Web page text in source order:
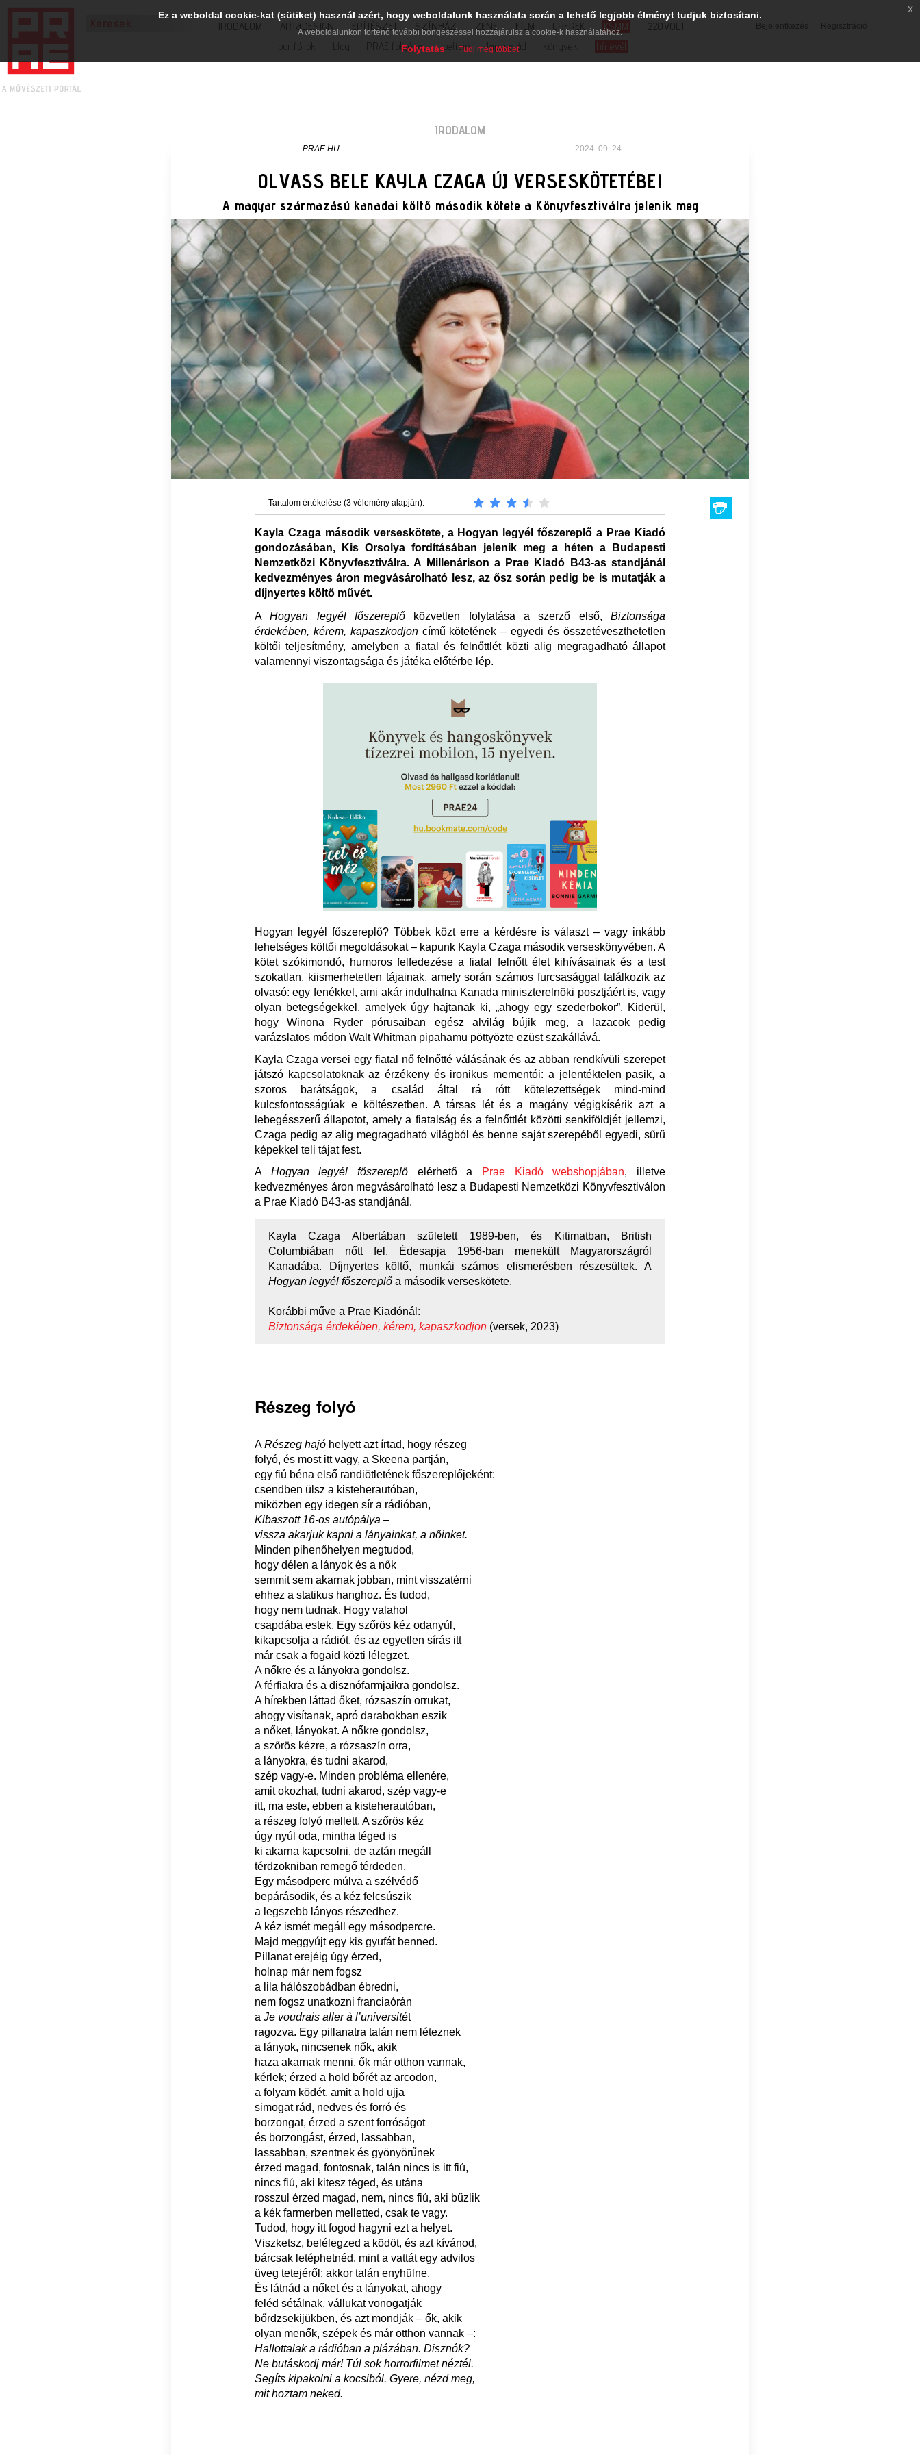
Bejelentkezés Regisztráció
IRODALOM ART&DESIGN ÉPÍTÉSZET SZÍNHÁZ ZENE FILM GYEREK KSMM
220VOLT
portfóliók
blog PRAE folyóirat petíció lapcsalád könyvek hírlevél
IRODALOM
PRAE.HU 2024. 09. 24.
OLVASS BELE KAYLA CZAGA ÚJ VERSESKÖTETÉBE!
A magyar származású kanadai költő második kötete a Könyvfesztiválra jelenik meg
Tartalom értékelése (3 vélemény alapján):
Kayla Czaga második verseskötete, a Hogyan legyél főszereplő a Prae Kiadó
gondozásában, Kis Orsolya fordításában jelenik meg a héten a Budapesti
Nemzetközi Könyvfesztiválra. A Millenárison a Prae Kiadó B43-as standjánál
kedvezményes áron megvásárolható lesz, az ősz során pedig be is mutatják a
díjnyertes költő művét.
AHogyan legyél főszereplő közvetlen folytatása a szerző első, Biztonsága
érdekében, kérem, kapaszkodjoncímű kötetének – egyedi és összetéveszthetetlen
költői teljesítmény, amelyben a fiatal és felnőttlét közti alig megragadható állapot
valamennyi viszontagsága és játéka előtérbe lép.
Hogyan legyél főszereplő? Többek közt erre a kérdésre is választ – vagy inkább
lehetséges költői megoldásokat – kapunk Kayla Czaga második verseskönyvében. A
kötet szókimondó, humoros felfedezése a fiatal felnőtt élet kihívásainak és a test
szokatlan, kiismerhetetlen tájainak, amely során számos furcsasággal találkozik az
olvasó: egy fenékkel, ami akár indulhatna Kanada miniszterelnöki posztjáért is, vagy
olyan betegségekkel, amelyek úgy hajtanak ki, „ahogy egy szederbokor”. Kiderül,
hogy Winona Ryder pórusaiban egész alvilág bújik meg, a lazacok pedig
varázslatos módon Walt Whitman pipahamu pöttyözte ezüst szakállává.
Kayla Czaga versei egy fiatal nő felnőtté válásának és az abban rendkívüli szerepet
játszó kapcsolatoknak az érzékeny és ironikus mementói: a jelentéktelen pasik, a
szoros barátságok, a család által rá rótt kötelezettségek mind-mind
kulcsfontosságúak e költészetben. A társas lét és a magány végigkísérik azt a
lebegésszerű állapotot, amely a fiatalság és a felnőttlét közötti senkiföldjét jellemzi,
Czaga pedig az alig megragadható világból és benne saját szerepéből egyedi, sűrű
képekkel teli tájat fest.
A Hogyan legyél főszereplő elérhető a Prae Kiadó webshopjában, illetve
kedvezményes áron megvásárolható lesz a Budapesti Nemzetközi Könyvfesztiválon
a Prae Kiadó B43-as standjánál.
Kayla Czaga Albertában született 1989-ben, és Kitimatban, British
Columbiában nőtt fel. Édesapja 1956-ban menekült Magyarországról
Kanadába. Díjnyertes költő, munkái számos elismerésben részesültek. A
Hogyan legyél főszereplőa második verseskötete.
Korábbi műve a Prae Kiadónál:
Biztonsága érdekében, kérem, kapaszkodjon (versek, 2023)
Részeg folyó
ARészeg hajóhelyett azt írtad, hogy részeg
folyó, és most itt vagy, a Skeena partján,
egy fiú béna első randiötletének főszereplőjeként:
csendben ülsz a kisteherautóban,
miközben egy idegen sír a rádióban,
Kibaszott 16-os autópálya –
vissza akarjuk kapni a lányainkat, a nőinket.
Minden pihenőhelyen megtudod,
hogy délen a lányok és a nők
semmit sem akarnak jobban, mint visszatérni
ehhez a statikus hanghoz. És tudod,
hogy nem tudnak. Hogy valahol
csapdába estek. Egy szőrös kéz odanyúl,
kikapcsolja a rádiót, és az egyetlen sírás itt
már csak a fogaid közti lélegzet.
A nőkre és a lányokra gondolsz.
A férfiakra és a disznófarmjaikra gondolsz.
A hírekben láttad őket, rózsaszín orrukat,
ahogy visítanak, apró darabokban eszik
a nőket, lányokat. A nőkre gondolsz,
a szőrös kézre, a rózsaszín orra,
a lányokra, és tudni akarod,
szép vagy-e. Minden probléma ellenére,
amit okozhat, tudni akarod, szép vagy-e
itt, ma este, ebben a kisteherautóban,
a részeg folyó mellett. A szőrös kéz
úgy nyúl oda, mintha téged is
ki akarna kapcsolni, de aztán megáll
térdzokniban remegő térdeden.
Egy másodperc múlva a szélvédő
bepárásodik, és a kéz felcsúszik
a legszebb lányos részedhez.
A kéz ismét megáll egy másodpercre.
Majd meggyújt egy kis gyufát benned.
Pillanat erejéig úgy érzed,
holnap már nem fogsz
a lila hálószobádban ébredni,
nem fogsz unatkozni franciaórán
a Je voudrais aller à l’universitét
ragozva. Egy pillanatra talán nem léteznek
a lányok, nincsenek nők, akik
haza akarnak menni, ők már otthon vannak,
kérlek; érzed a hold bőrét az arcodon,
a folyam ködét, amit a hold ujja
simogat rád, nedves és forró és
borzongat, érzed a szent forróságot
és borzongást, érzed, lassabban,
lassabban, szentnek és gyönyörűnek
érzed magad, fontosnak, talán nincs is itt fiú,
nincs fiú, aki kitesz téged, és utána
rosszul érzed magad, nem, nincs fiú, aki bűzlik
a kék farmerben melletted, csak te vagy.
Tudod, hogy itt fogod hagyni ezt a helyet.
Viszketsz, belélegzed a ködöt, és azt kívánod,
bárcsak letéphetnéd, mint a vattát egy advilos
üveg tetejéről: akkor talán enyhülne.
És látnád a nőket és a lányokat, ahogy
feléd sétálnak, vállukat vonogatják
bőrdzsekijükben, és azt mondják – ők, akik
olyan menők, szépek és már otthon vannak –:
Hallottalak a rádióban a plázában. Disznók?
Ne butáskodj már! Túl sok horrorfilmet néztél.
Segíts kipakolni a kocsiból. Gyere, nézd meg,
mit hoztam neked.
Ez a weboldal cookie-kat (sütiket) használ azért, hogy weboldalunk használata során a lehető legjobb élményt tudjuk biztosítani.
A weboldalunkon történő további böngészéssel hozzájárulsz a cookie-k használatához.
Folytatás Tudj meg többet
x